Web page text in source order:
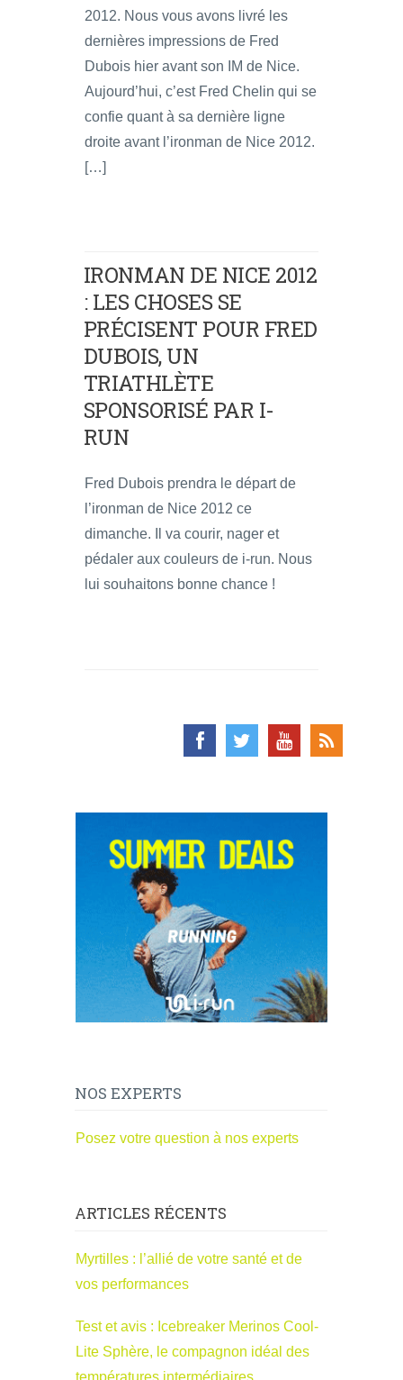
2012. Nous vous avons livré les
dernières impressions de Fred
Dubois hier avant son IM de Nice.
Aujourd’hui, c’est Fred Chelin qui se
confie quant à sa dernière ligne
droite avant l’ironman de Nice 2012.
[…]
IRONMAN DE NICE 2012
: LES CHOSES SE
PRÉCISENT POUR FRED
DUBOIS, UN
TRIATHLÈTE
SPONSORISÉ PAR I-
RUN
Fred Dubois prendra le départ de
l’ironman de Nice 2012 ce
dimanche. Il va courir, nager et
pédaler aux couleurs de i-run. Nous
lui souhaitons bonne chance !
NOS EXPERTS
Posez votre question à nos experts
ARTICLES RÉCENTS
Myrtilles : l’allié de votre santé et de
vos performances
Test et avis : Icebreaker Merinos Cool-
Lite Sphère, le compagnon idéal des
températures intermédiaires